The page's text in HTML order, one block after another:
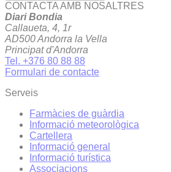
CONTACTA AMB NOSALTRES
Diari Bondia
Callaueta, 4, 1r
AD500 Andorra la Vella
Principat d'Andorra
Tel. +376 80 88 88
Formulari de contacte
Serveis
Farmàcies de guàrdia
Informació meteorològica
Cartellera
Informació general
Informació turística
Associacions